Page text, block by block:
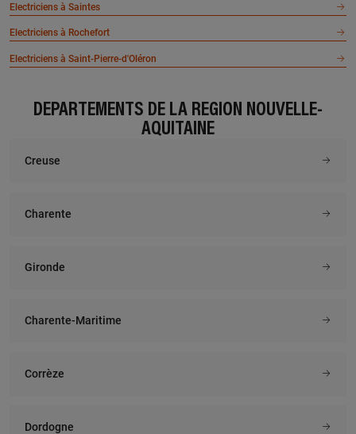
Electriciens à Saintes
Electriciens à Rochefort
Electriciens à Saint-Pierre-d'Oléron
DÉPARTEMENTS DE LA RÉGION NOUVELLE-
AQUITAINE
Creuse
Charente
Gironde
Charente-Maritime
Corrèze
Dordogne